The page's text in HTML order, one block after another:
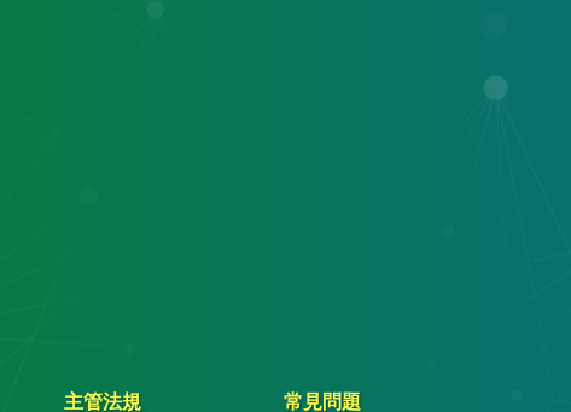
主管法規 常見問題